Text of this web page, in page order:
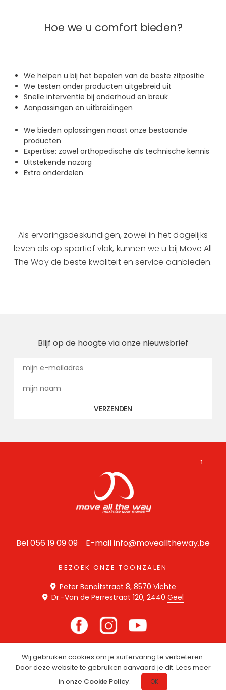
Hoe we u comfort bieden?
We helpen u bij het bepalen van de beste zitpositie
We testen onder producten uitgebreid uit
Snelle interventie bij onderhoud en breuk
Aanpassingen en uitbreidingen
We bieden oplossingen naast onze bestaande
producten
Expertise: zowel orthopedische als technische kennis
Uitstekende nazorg
Extra onderdelen
Als ervaringsdeskundigen, zowel in het dagelijks
leven als op sportief vlak, kunnen we u bij Move All
The Way de beste kwaliteit en service aanbieden.
Blijf op de hoogte via onze nieuwsbrief
↑
Bel 056 19 09 09 E-mailinfo@movealltheway.be
BEZOEK ONZE TOONZALEN
Peter Benoitstraat 8, 8570 Vichte
Dr.-Van de Perrestraat 120, 2440 Geel
Disclaimer Privacy Statement Cookie Policy
Website door SPECTER
Wij gebruiken cookies om je surfervaring te verbeteren.
Door deze website te gebruiken aanvaard je dit. Lees meer
in onze Cookie Policy. OK